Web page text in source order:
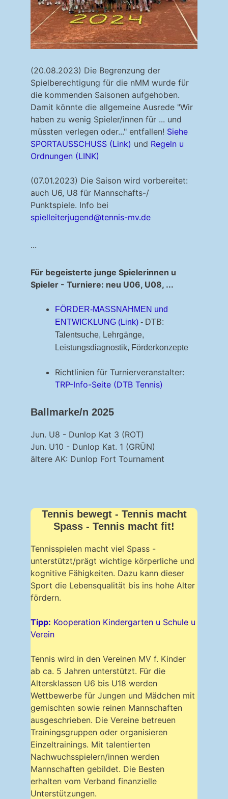
(20.08.2023) Die Begrenzung der
Spielberechtigung für die nMM wurde für
die kommenden Saisonen aufgehoben.
Damit könnte die allgemeine Ausrede "Wir
haben zu wenig Spieler/innen für ... und
müssten verlegen oder..." entfallen! Siehe
SPORTAUSSCHUSS (Link) und Regeln u
Ordnungen (LINK)
(07.01.2023) Die Saison wird vorbereitet:
auch U6, U8 für Mannschafts-/
Punktspiele. Info bei
spielleiterjugend@tennis-mv.de
...
Für begeisterte junge Spielerinnen u
Spieler - Turniere: neu U06, U08, ...
FÖRDER-MASSNAHMEN und
ENTWICKLUNG (Link) - DTB:
Talentsuche, Lehrgänge,
Leistungsdiagnostik, Förderkonzepte
Richtlinien für Turnierveranstalter:
TRP-Info-Seite (DTB Tennis)
Ballmarke/n 2025
Jun. U8 - Dunlop Kat 3 (ROT)
Jun. U10 - Dunlop Kat. 1 (GRÜN)
ältere AK: Dunlop Fort Tournament
Tennis bewegt - Tennis macht
Spass - Tennis macht fit!
Tennisspielen macht viel Spass -
unterstützt/prägt wichtige körperliche und
kognitive Fähigkeiten. Dazu kann dieser
Sport die Lebensqualität bis ins hohe Alter
fördern.
Tipp: Kooperation Kindergarten u Schule u
Verein
Tennis wird in den Vereinen MV f. Kinder
ab ca. 5 Jahren unterstützt. Für die
Altersklassen U6 bis U18 werden
Wettbewerbe für Jungen und Mädchen mit
gemischten sowie reinen Mannschaften
ausgeschrieben. Die Vereine betreuen
Trainingsgruppen oder organisieren
Einzeltrainings. Mit talentierten
Nachwuchsspielern/innen werden
Mannschaften gebildet. Die Besten
erhalten vom Verband finanzielle
Unterstützungen.